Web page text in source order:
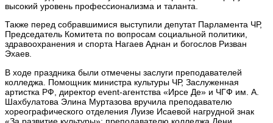
высокий уровень профессионализма и таланта.
Также перед собравшимися выступили депутат Парламента ЧР,
Председатель Комитета по вопросам социальной политики,
здравоохранения и спорта Нагаев Аднан и богослов Ризван
Эхаев.
В ходе праздника были отмечены заслуги преподавателей
колледжа. Помощник министра культуры ЧР, Заслуженная
артистка РФ, директор event-агентства «Ирсе Де» и ЧГФ им. А.
Шахбулатова Элина Муртазова вручила преподавателю
хореографического отделения Луизе Исаевой нагрудной знак
«За развитие культуры»; преподавателю колледжа Дени